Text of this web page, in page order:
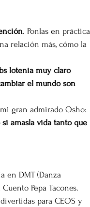
. Ponlas en práctica
relación más, cómo la
lotenia muy claro
el mundo son
gran admirado Osho:
amasla vida tanto que
en DMT (Danza
Pepa Tacones.
para CEOS y